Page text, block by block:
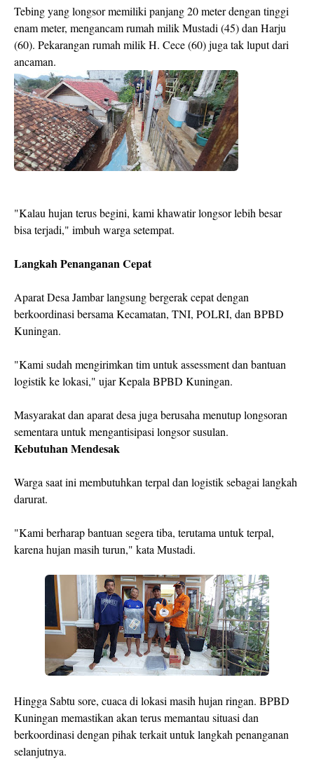
Tebing yang longsor memiliki panjang 20 meter dengan tinggi
enam meter, mengancam rumah milik Mustadi (45) dan Harju
(60). Pekarangan rumah milik H. Cece (60) juga tak luput dari
ancaman.
"Kalau hujan terus begini, kami khawatir longsor lebih besar
bisa terjadi," imbuh warga setempat.
Langkah Penanganan Cepat
Aparat Desa Jambar langsung bergerak cepat dengan
berkoordinasi bersama Kecamatan, TNI, POLRI, dan BPBD
Kuningan.
"Kami sudah mengirimkan tim untuk assessment dan bantuan
logistik ke lokasi," ujar Kepala BPBD Kuningan.
Masyarakat dan aparat desa juga berusaha menutup longsoran
sementara untuk mengantisipasi longsor susulan.
Kebutuhan Mendesak
Warga saat ini membutuhkan terpal dan logistik sebagai langkah
darurat.
"Kami berharap bantuan segera tiba, terutama untuk terpal,
karena hujan masih turun," kata Mustadi.
Hingga Sabtu sore, cuaca di lokasi masih hujan ringan. BPBD
Kuningan memastikan akan terus memantau situasi dan
berkoordinasi dengan pihak terkait untuk langkah penanganan
selanjutnya.